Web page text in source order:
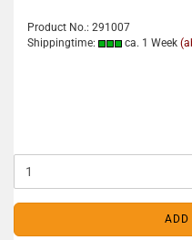
Product No.: 291007
Shippingtime:
ca. 1 Week
ADD